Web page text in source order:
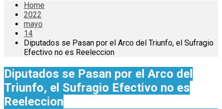
Home
2022
mayo
14
Diputados se Pasan por el Arco del Triunfo, el Sufragio
Efectivo no es Reeleccion
Diputados se Pasan por el Arco del
Triunfo, el Sufragio Efectivo no es
Reeleccion